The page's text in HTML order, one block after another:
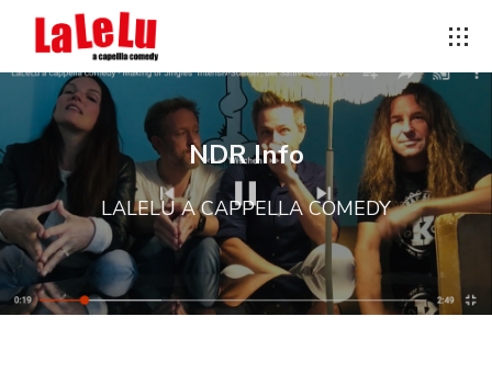
NDR Info
LALELU A CAPPELLA COMEDY